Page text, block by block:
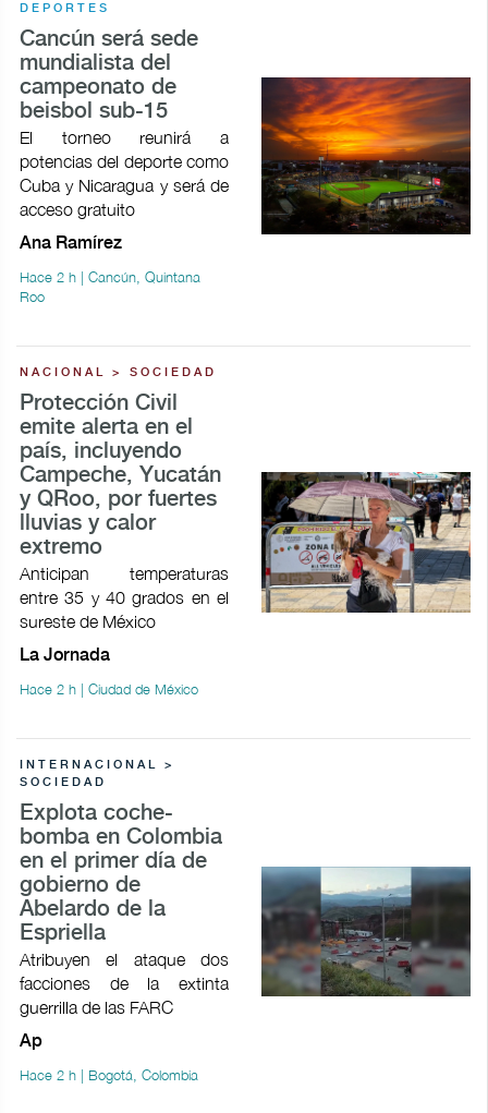
DEPORTES
Cancún será sede
mundialista del
campeonato de
beisbol sub-15
El torneo reunirá a
potencias del deporte como
Cuba y Nicaragua y será de
acceso gratuito
Ana Ramírez
Hace 2 h | Cancún, Quintana
Roo
NACIONAL > SOCIEDAD
Protección Civil
emite alerta en el
país, incluyendo
Campeche, Yucatán
y QRoo, por fuertes
lluvias y calor
extremo
Anticipan temperaturas
entre 35 y 40 grados en el
sureste de México
La Jornada
Hace 2 h | Ciudad de México
INTERNACIONAL >
SOCIEDAD
Explota coche-
bomba en Colombia
en el primer día de
gobierno de
Abelardo de la
Espriella
Atribuyen el ataque dos
facciones de la extinta
guerrilla de las FARC
Ap
Hace 2 h | Bogotá, Colombia